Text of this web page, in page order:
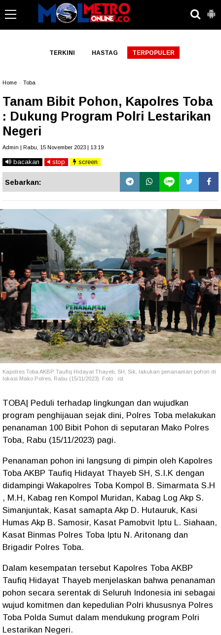
TERKINI HASTAG TERPOPULER
Home Toba
Tanam Bibit Pohon, Kapolres Toba
: Dukung Program Polri Lestarikan
Negeri
Admin | Rabu, 15 November 2023 | 13:19
bacakan stop screen
Sebarkan:
Kapolres Toba AKBP Taufiq Hidayat Thayeb, SH, Sik, lakukan penanaman pohon di
lokasi Mako Polres, Rabu (15/11/2023). Foto : ist
TOBA| Peduli terhadap lingkungan dan wujudkan
program penghijauan sejak dini, Polres Toba melakukan
penanaman 100 Bibit Pohon di seputaran Mako Polres
Toba, Rabu (15/11/2023) pagi.
Penanaman pohon ini langsung di pimpin oleh Kapolres
Toba AKBP Taufiq Hidayat Thayeb SH, S.I.K dengan
didampingi Wakapolres Toba Kompol B. Simarmata S.H
, M.H, Kabag ren Kompol Muridan, Kabag Log Akp S.
Simanjuntak, Kasat samapta Akp D. Hutauruk, Kasi
Humas Akp B. Samosir, Kasat Pamobvit Iptu L. Siahaan,
Kasat Binmas Polres Toba Iptu N. Aritonang dan
Brigadir Polres Toba.
Dalam kesempatan tersebut Kapolres Toba AKBP
Taufiq Hidayat Thayeb menjelaskan bahwa penanaman
pohon secara serentak di Seluruh Indonesia ini sebagai
wujud komitmen dan kepedulian Polri khususnya Polres
Toba Polda Sumut dalam mendukung program Polri
Lestarikan Negeri.